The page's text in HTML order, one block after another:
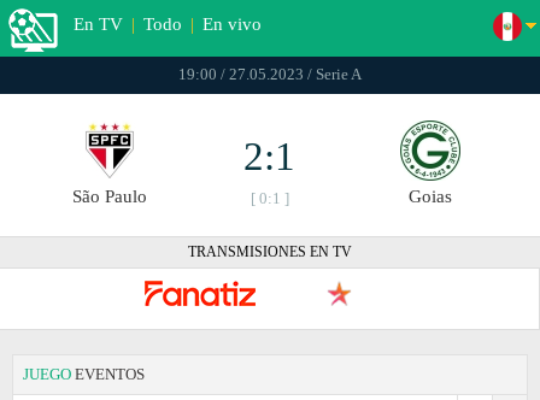
En TV | Todo | En vivo
19:00 / 27.05.2023 / Serie A
São Paulo
2:1
[ 0:1 ] Goias
TRANSMISIONES EN TV
JUEGO EVENTOS